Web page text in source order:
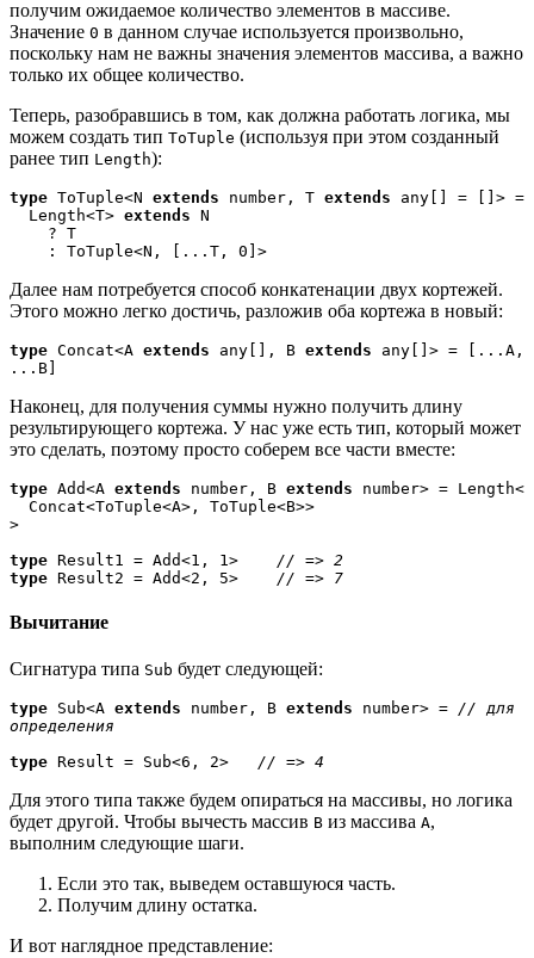
получим ожидаемое количество элементов в массиве.
Значение 0 в данном случае используется произвольно,
поскольку нам не важны значения элементов массива, а важно
только их общее количество.
Теперь, разобравшись в том, как должна работать логика, мы
можем создать тип ToTuple (используя при этом созданный
ранее тип Length):
type ToTuple<N extends number, T extends any[] = []> =
  Length<T>
extends N
    ? T
    : ToTuple<N, [...T, 0]>
Далее нам потребуется способ конкатенации двух кортежей.
Этого можно легко достичь, разложив оба кортежа в новый:
type Concat<A extends any[], B extends any[]> = [...A,
...B]
Наконец, для получения суммы нужно получить длину
результирующего кортежа. У нас уже есть тип, который может
это сделать, поэтому просто соберем все части вместе:
type Add<A extends number, B extends number> = Length<
>
type Result1 = Add<1, 1>
type Result2 = Add<2, 5> // => 7
Вычитание
Сигнатура типа Sub будет следующей:
type Sub<A extends number, B extends number> = // для
определения
type Result = Sub<6, 2> // => 4
Для этого типа также будем опираться на массивы, но логика
будет другой. Чтобы вычесть массив B из массива A,
выполним следующие шаги.
Если это так, выведем оставшуюся часть.
Получим длину остатка.
И вот наглядное представление: